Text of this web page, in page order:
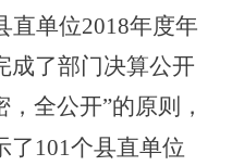
直单位2018年度年
成了部门决算公开
全公开”的原则，
了101个县直单位